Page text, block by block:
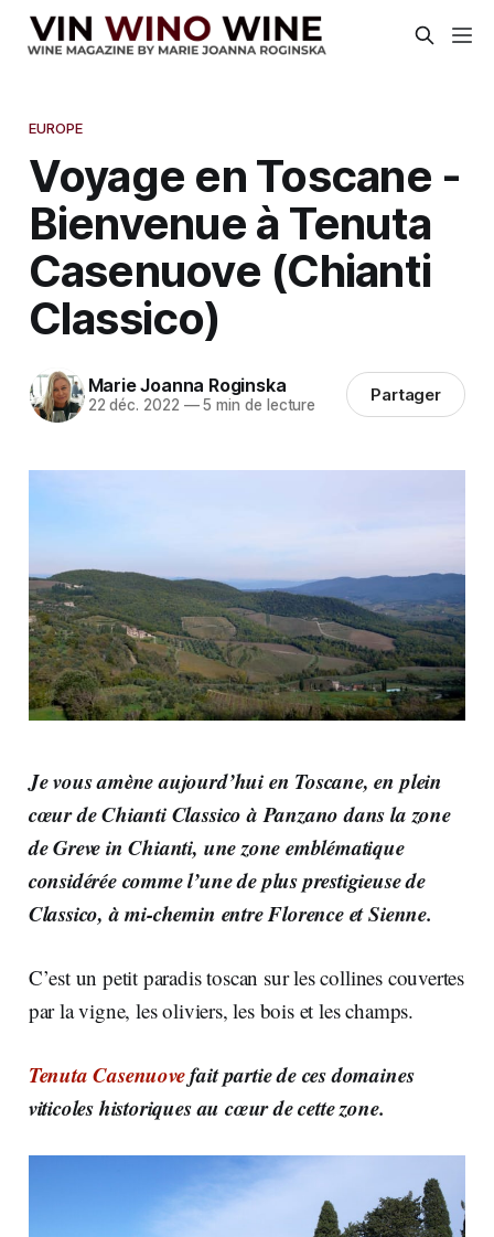
EUROPE
Voyage en Toscane -
Bienvenue à Tenuta
Casenuove (Chianti
Classico)
Marie Joanna Roginska
22 déc. 2022 —5 min de lecture Partager
Je vous amène aujourd’hui en Toscane, en plein
cœur de Chianti Classico à Panzano dans la zone
de Greve in Chianti, une zone emblématique
considérée comme l’une de plus prestigieuse de
Classico, à mi-chemin entre Florence et Sienne.
C’est un petit paradis toscan sur les collines couvertes
par la vigne, les oliviers, les bois et les champs.
Tenuta Casenuovefait partie de ces domaines
viticoles historiques au cœur de cette zone.